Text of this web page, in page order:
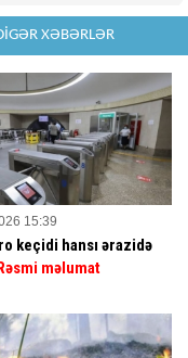
XƏBƏRLƏR
15:39
keçidi hansı ərazidə
məlumat